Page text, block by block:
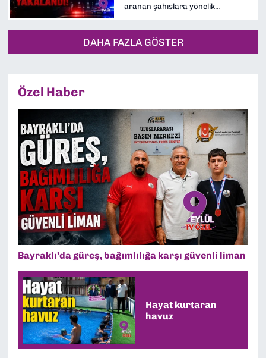
aranan şahıslara yönelik
kardeşini kasten öldürme
suçundan 12 yıl 6 ay kesinleşmiş
DAHA FAZLA GÖSTER
Özel Haber
Bayraklı’da güreş, bağımlılığa karşı güvenli liman
Hayat kurtaran
havuz